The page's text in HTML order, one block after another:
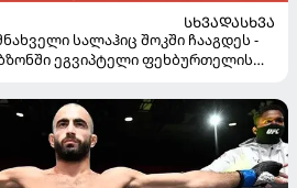
ᲡᲮᲕᲐᲓᲐᲡᲮᲕᲐ
სალაჰიც შოკში ჩააგდეს -
ეგვიპტელი ფეხბურთელის